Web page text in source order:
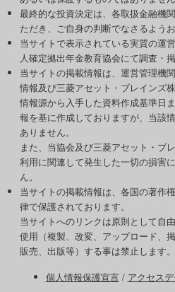
最終的な投資決定は、各取扱金融機
ただき、ご自身の判断でなさるようお
当サイトで表示されている実質の運
人確定拠出年金教育協会にて調査・
当サイトの掲載情報は、運営管理機
情報及び三菱アセット・ブレインズ
情報源から入手した資料作成基準日
報を基に作成しておりますが、当該
ありません。
また、当協会及び三菱アセット・ブ
利用に関連して発生した一切の損害
ん。
当サイトの掲載情報は、各国の著作
律で保護されております。
当サイトへのリンクは原則として自
使用（複製、改変、アップロード、
販売、出版等）する事は禁止します。
個人情報保護宣言/ アクセス